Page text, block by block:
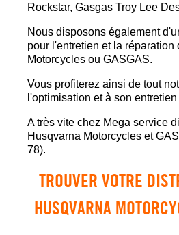
Rockstar, Gasgas Troy Lee
Nous disposons également
pour l'entretien et la réparation
Motorcycles ou GASGAS.
Vous profiterez ainsi de tout
l'optimisation et à son
A très vite chez Mega service
Husqvarna Motorcycles et
78).
TROUVER VOTRE
HUSQVARNA